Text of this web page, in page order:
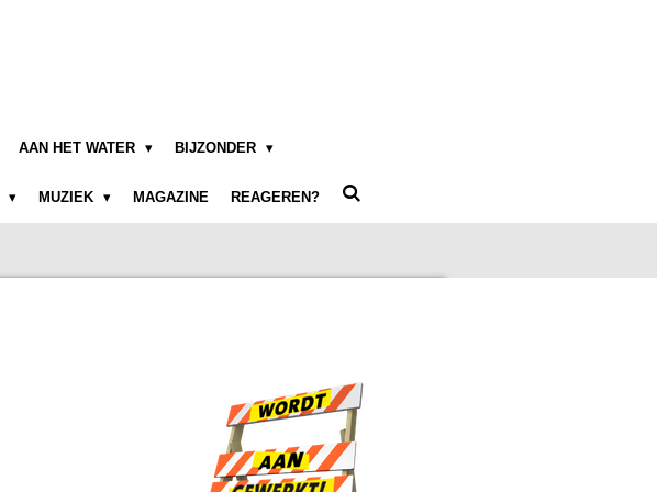
AAN HET WATER BIJZONDER
MUZIEK MAGAZINE REAGEREN?